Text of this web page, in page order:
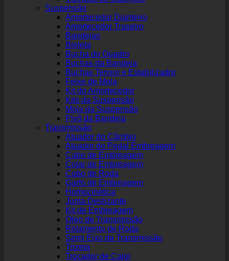
Suspensão
Amortecedor Dianteiro
Amortecedor Traseiro
Bandejas
Bieleta
Bucha do Quadro
Buchas da Bandeja
Buchas Tensor e Estabilizador
Feixe de Mola
Kit do Amortecedor
Kits da Suspensão
Mola da Suspensão
Pivô da Bandeja
Transmissão
Atuador do Câmbio
Atuador do Pedal Embreagem
Cabo de Embreagem
Colar de Embreagem
Cubo de Roda
Garfo de Embreagem
Homocinética
Junta Deslizante
Kit de Embreagem
Óleo de Transmissão
Rolamento de Roda
Semi Eixo da Transmissão
Trizeta
Trocador de Calor